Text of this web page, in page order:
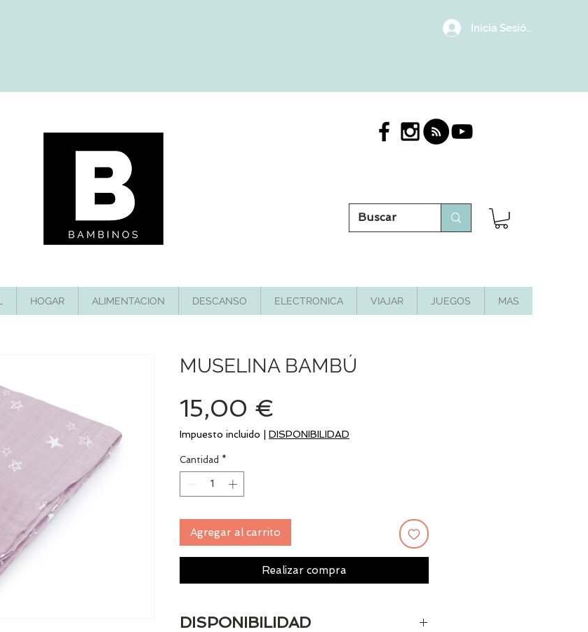
Inicia Sesión/
HOGAR ALIMENTACION DESCANSO ELECTRONICA VIAJAR JUEGOS MAS
MUSELINA BAMBÚ
15,00 €
Impuesto incluido DISPONIBILIDAD
Cantidad *
Agregar al carrito
Realizar compra
DISPONIBILIDAD